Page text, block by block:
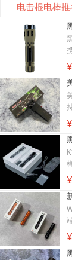
电击棍电棒
-